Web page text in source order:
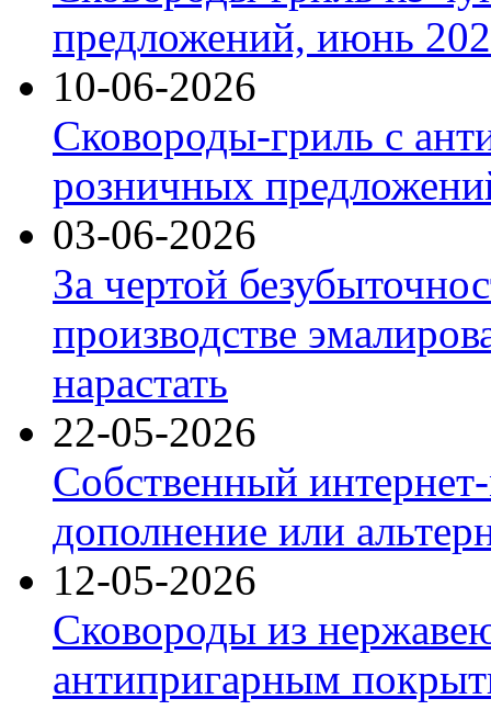
предложений, июнь
10-06-2026
Сковороды-гриль с
розничных
03-06-2026
За чертой
производстве
нарастать
22-05-2026
Собственный
дополнение или
12-05-2026
Сковороды из
антипригарным